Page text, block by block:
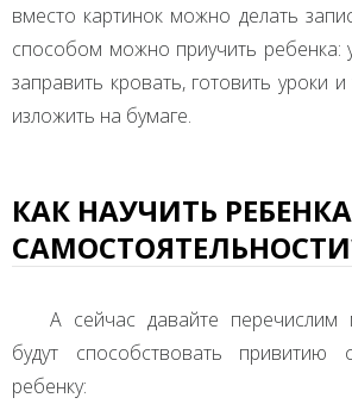
вместо картинок можно делать
способом можно приучить ребенка:
заправить кровать, готовить уроки
изложить на бумаге.
КАК НАУЧИТЬ РЕБЕНКА
А сейчас давайте перечислим
будут способствовать привитию
ребенку: